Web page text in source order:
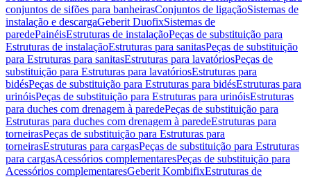
conjuntos de sifões para banheirasConjuntos de ligaçãoSistemas de
instalação e descargaGeberit DuofixSistemas de
paredePainéisEstruturas de instalaçãoPeças de substituição para
Estruturas de instalaçãoEstruturas para sanitasPeças de substituição
para Estruturas para sanitasEstruturas para lavatóriosPeças de
substituição para Estruturas para lavatóriosEstruturas para
bidésPeças de substituição para Estruturas para bidésEstruturas para
urinóisPeças de substituição para Estruturas para urinóisEstruturas
para duches com drenagem à paredePeças de substituição para
Estruturas para duches com drenagem à paredeEstruturas para
torneirasPeças de substituição para Estruturas para
torneirasEstruturas para cargasPeças de substituição para Estruturas
para cargasAcessórios complementaresPeças de substituição para
Acessórios complementaresGeberit KombifixEstruturas de